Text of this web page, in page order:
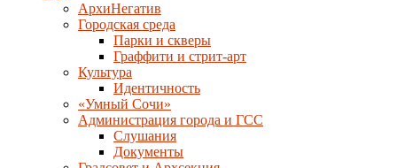
АрхиНегатив
Городская среда
Парки и скверы
Граффити и стрит-арт
Культура
Идентичность
«Умный Сочи»
Администрация города и ГСС
Слушания
Документы